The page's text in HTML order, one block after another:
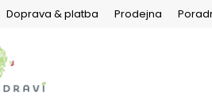
Doprava & platba Prodejna